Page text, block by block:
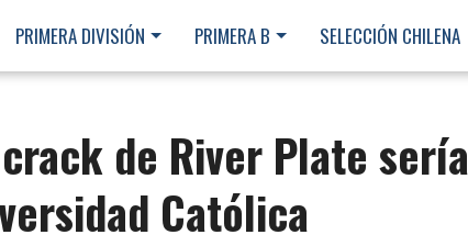
PRIMERA DIVISIÓN PRIMERA B SELECCIÓN CHILENA
de River Plate
Católica